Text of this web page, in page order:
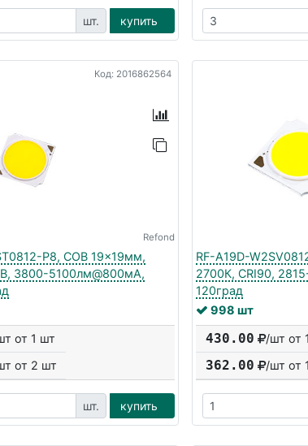
шт. купить
Код: 2016862564
Refond
P8, COB 19x19мм,
3800-5100лм@800мА,
от 1 шт
от 2 шт
шт. купить
RF-A19D-
2700К, CRI90,
120град
998 шт
430.00 /шт от
362.00 /шт от